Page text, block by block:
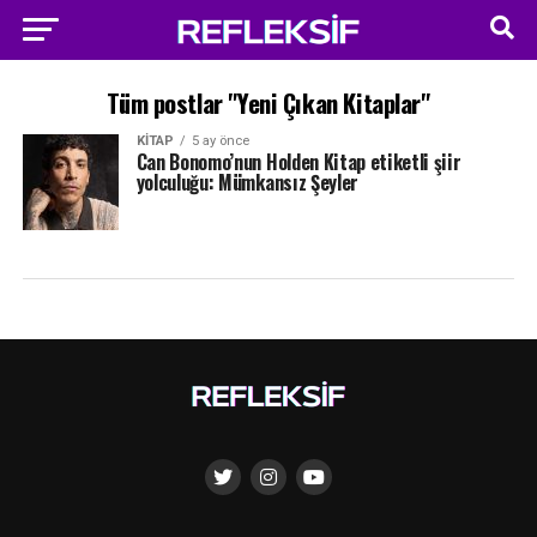
Tüm postlar "Yeni Çıkan Kitaplar"
KITAP 5 ay önce
Can Bonomo’nun Holden Kitap etiketli şiir
yolculuğu: Mümkansız Şeyler